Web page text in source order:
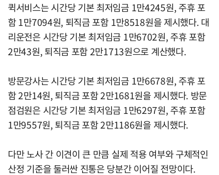
퀵서비스는 시간당 기본 최저임금 1만4245원, 주휴 포
함 1만7094원, 퇴직금 포함 1만8518원을 제시했다. 대
리운전은 시간당 기본 최저임금 1만6702원, 주휴 포함
2만43원, 퇴직금 포함 2만1713원으로 계산했다.
방문강사는 시간당 기본 최저임금 1만6678원, 주휴 포
함 2만14원, 퇴직금 포함 2만1681원을 제시했다. 방문
점검원은 시간당 기본 최저임금 1만6297원, 주휴 포함
1만9557원, 퇴직금 포함 2만1186원을 제시했다.
다만 노사 간 이견이 큰 만큼 실제 적용 여부와 구체적인
산정 기준을 둘러싼 진통은 당분간 이어질 전망이다.